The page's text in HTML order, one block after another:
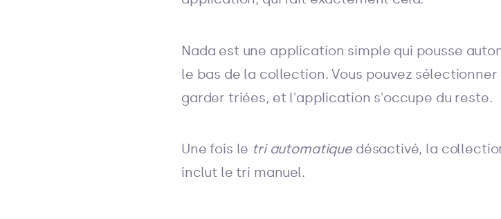
Nada est une application simple qui pousse
le bas de la collection. Vous pouvez
garder triées, et l'application s'occupe du reste.
Une fois le tri automatiquedésactivé, la
inclut le tri manuel.